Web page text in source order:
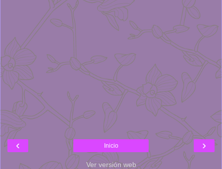
‹ ›
Inicio
Ver versión web